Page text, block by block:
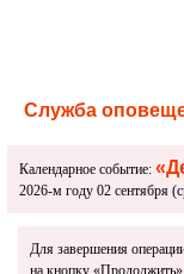
Служба
Календарное событие:
2026-м году 02 сентября
Для завершения
на кнопку «Продолжить»